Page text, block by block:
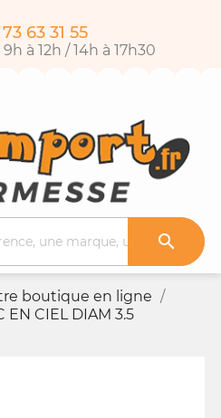
63 31 55
à 12h / 14h à 17h30

boutique en ligne
EN CIEL DIAM 3.5